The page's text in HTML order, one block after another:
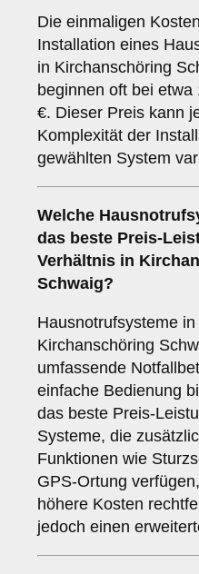
Die einmaligen
Installation eines
in Kirchanschöring
beginnen oft bei etwa
€. Dieser Preis kann
Komplexität der
gewählten System
Welche
das beste Preis-
Verhältnis in
Schwaig?
Hausnotrufsysteme in
Kirchanschöring
umfassende
einfache Bedienung
das beste Preis-
Systeme, die
Funktionen wie
GPS-Ortung
höhere Kosten
jedoch einen